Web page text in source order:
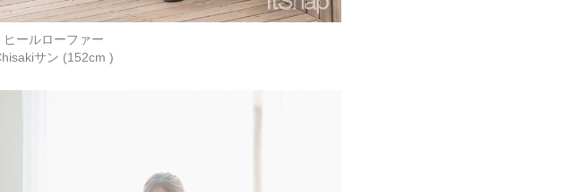
ヒールローファー
サン (152cm )